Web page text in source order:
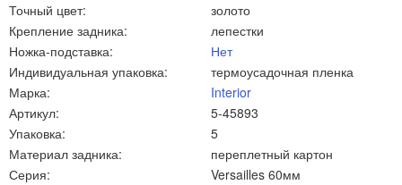
Точный цвет:
золото
Крепление задника:
лепестки
Ножка-подставка:
Нет
Индивидуальная упаковка:
термоусадочная пленка
Марка:
Interior
Артикул:
5-45893
Упаковка:
5
Материал задника:
переплетный картон
Серия:
Versailles 60мм